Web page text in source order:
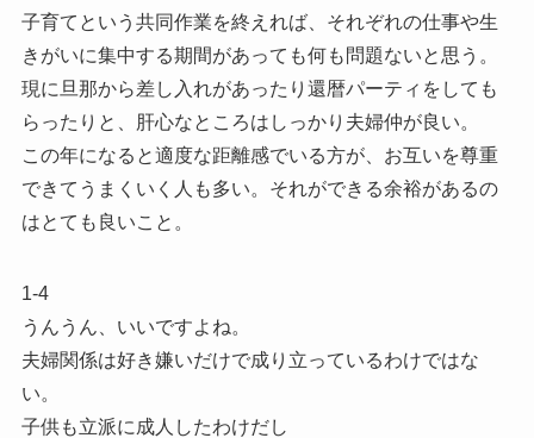
子育てという共同作業を終えれば、それぞれの仕事や生
きがいに集中する期間があっても何も問題ないと思う。
現に旦那から差し入れがあったり還暦パーティをしても
らったりと、肝心なところはしっかり夫婦仲が良い。
この年になると適度な距離感でいる方が、お互いを尊重
できてうまくいく人も多い。それができる余裕があるの
はとても良いこと。
1-4
うんうん、いいですよね。
夫婦関係は好き嫌いだけで成り立っているわけではな
い。
子供も立派に成人したわけだし